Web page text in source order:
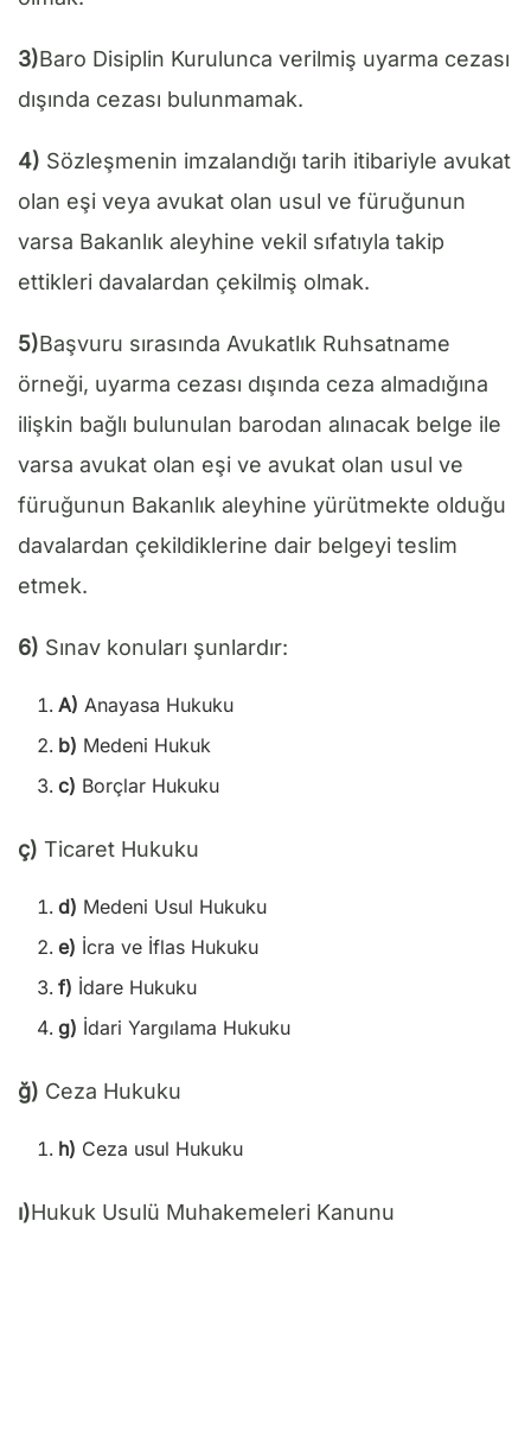
3)Baro Disiplin Kurulunca verilmiş uyarma cezası
dışında cezası bulunmamak.
4) Sözleşmenin imzalandığı tarih itibariyle avukat
olan eşi veya avukat olan usul ve füruğunun
varsa Bakanlık aleyhine vekil sıfatıyla takip
ettikleri davalardan çekilmiş olmak.
5)Başvuru sırasında Avukatlık Ruhsatname
örneği, uyarma cezası dışında ceza almadığına
ilişkin bağlı bulunulan barodan alınacak belge ile
varsa avukat olan eşi ve avukat olan usul ve
füruğunun Bakanlık aleyhine yürütmekte olduğu
davalardan çekildiklerine dair belgeyi teslim
etmek.
6) Sınav konuları şunlardır:
A) Anayasa Hukuku
b) Medeni Hukuk
c) Borçlar Hukuku
ç) Ticaret Hukuku
d) Medeni Usul Hukuku
e) İcra ve İflas Hukuku
f) İdare Hukuku
g) İdari Yargılama Hukuku
ğ) Ceza Hukuku
h) Ceza usul Hukuku
ı)Hukuk Usulü Muhakemeleri Kanunu